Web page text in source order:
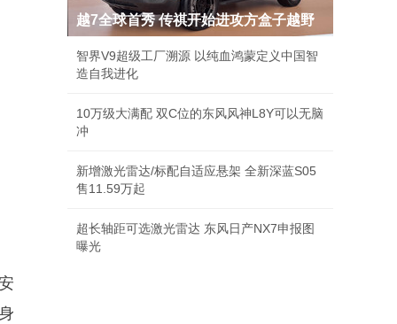
越7全球首秀 传祺开始进攻方盒子越野
智界V9超级工厂溯源 以纯血鸿蒙定义中国智
造自我进化
10万级大满配 双C位的东风风神L8Y可以无脑
冲
新增激光雷达/标配自适应悬架 全新深蓝S05
售11.59万起
超长轴距可选激光雷达 东风日产NX7申报图
曝光